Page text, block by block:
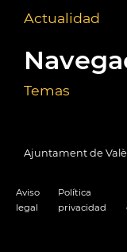
Actualidad
Temas
Ajuntament de
Aviso
legal
Política
privacidad